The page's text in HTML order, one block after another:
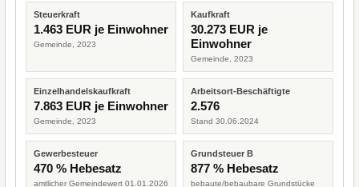
Steuerkraft
1.463 EUR je Einwohner
Gemeinde, 2023
Kaufkraft
30.273 EUR je
Einwohner
Gemeinde, 2023
Einzelhandelskaufkraft
7.863 EUR je Einwohner
Gemeinde, 2023
Arbeitsort-Beschäftigte
2.576
Stand 30.06.2024
Gewerbesteuer
470 % Hebesatz
amtlicher Gemeindewert 01.01.2026
Grundsteuer B
877 % Hebesatz
bebaute/bebaubare Grundstücke